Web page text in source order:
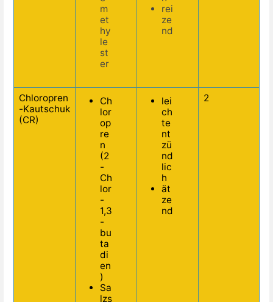
m
et
hy
le
st
er
rei
ze
nd
Chloropren
-Kautschuk
(CR)
Ch
lor
op
re
n
(2
-
Ch
lor
-
1,3
-
bu
ta
di
en
)
Sa
lzs
lei
ch
te
nt
zü
nd
lic
h
ät
ze
nd
2